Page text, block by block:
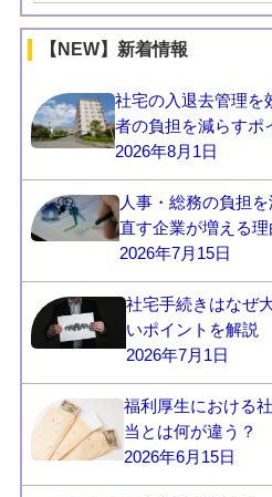
【NEW】新着情報
社宅の入退去管理を
者の負担を減らすポ
2026年8月1日
人事・総務の負担
直す企業が増える理
2026年7月15日
社宅手続きはなぜ
いポイントを解説
2026年7月1日
福利厚生における
当とは何が違う？
2026年6月15日